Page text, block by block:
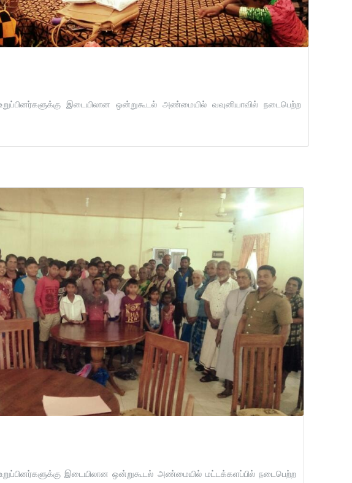
இடையிலான ஒன்றுகூடல் அண்மையில் வவுனியாவில் நடைபெற்ற
இடையிலான ஒன்றுகூடல் அண்மையில் மட்டக்களப்பில் நடைபெற்ற